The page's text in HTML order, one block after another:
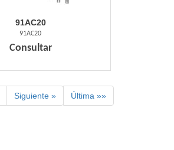
91AC20
91AC20
Consultar
Siguiente » Última »»